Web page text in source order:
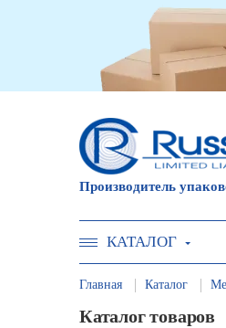
Производитель
КАТАЛОГ
Главная Каталог
Каталог товаров